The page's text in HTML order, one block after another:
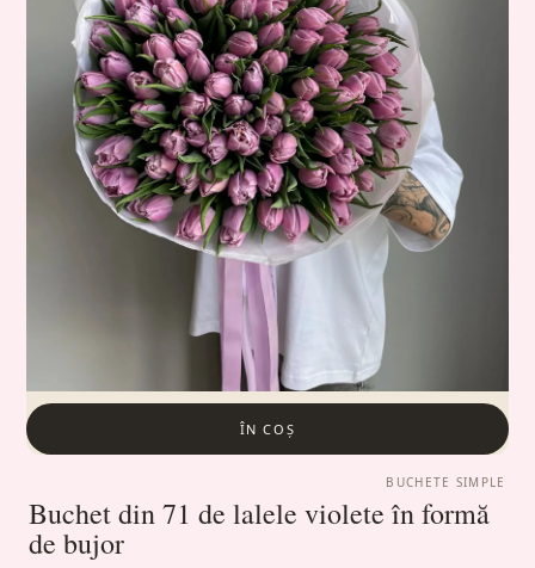
ÎN COȘ
BUCHETE SIMPLE
Buchet din 71 de lalele violete în formă
de bujor